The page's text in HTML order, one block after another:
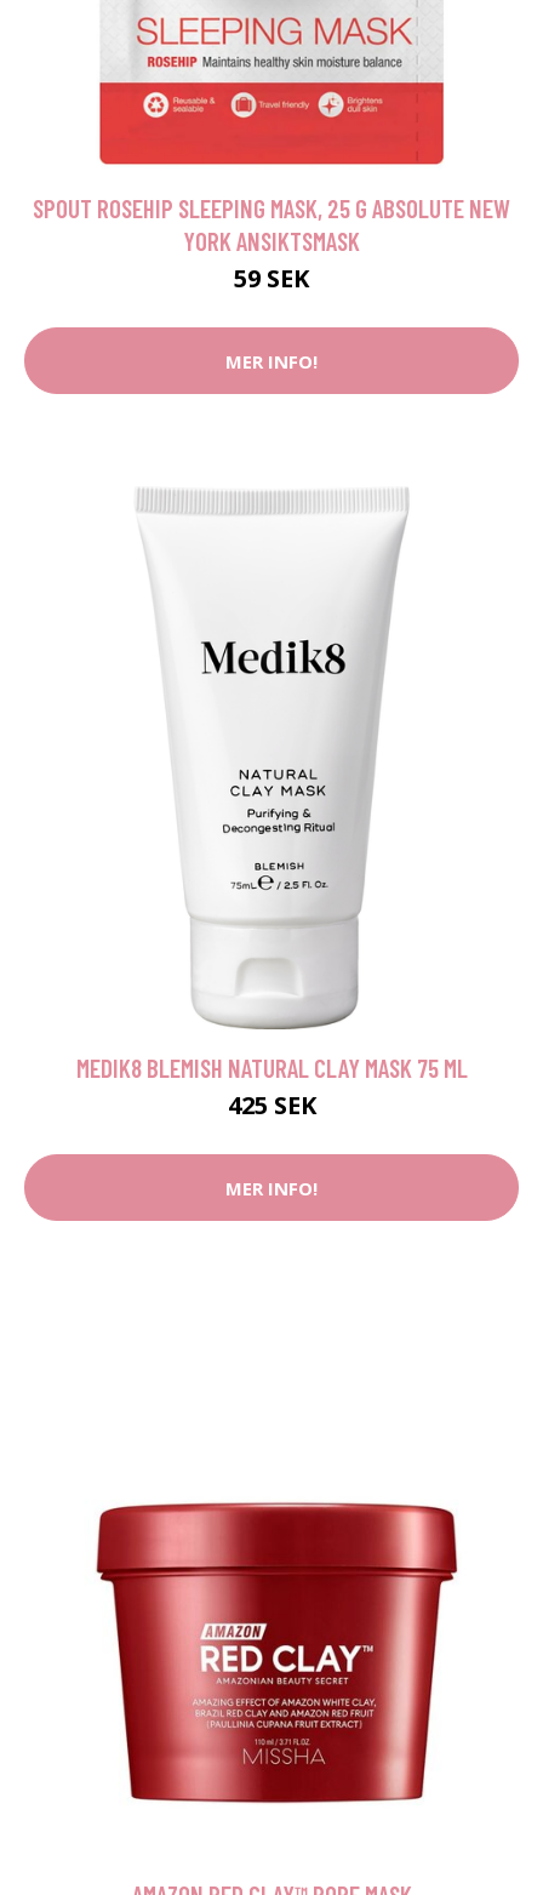
SPOUT ROSEHIP SLEEPING MASK, 25 G ABSOLUTE NEW
YORK ANSIKTSMASK
59 SEK
MER INFO!
MEDIK8 BLEMISH NATURAL CLAY MASK 75 ML
425 SEK
MER INFO!